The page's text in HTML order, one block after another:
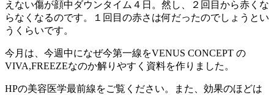
えない傷が顔中ダウンタイム４日。然し、２回目から赤くな
らなくなるのです。１回目の赤さは何だったのでしょうとい
うくらいです。
今月は、今週中になぜ今第一線をVENUS CONCEPT の
VIVA,FREEZEなのか解りやすく資料を作りました。
HPの美容医学最前線をご覧ください。また、効果のほどは